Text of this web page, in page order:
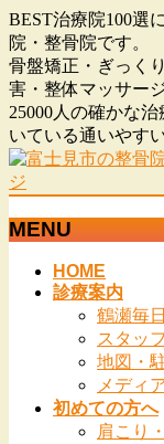
BEST治療院100選
院・整骨院です。
骨盤矯正・ぎっく
害・整体マッサー
25000人の確かな
いている通いやす
MENU
HOME
診療案内
鶴瀬毎
スタッ
地図・
メディ
初めての方へ
肩こり